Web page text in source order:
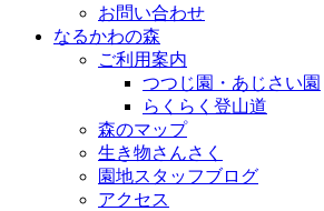
お問い合わせ
なるかわの森
ご利用案内
つつじ園・あじさい園
らくらく登山道
森のマップ
生き物さんさく
園地スタッフブログ
アクセス